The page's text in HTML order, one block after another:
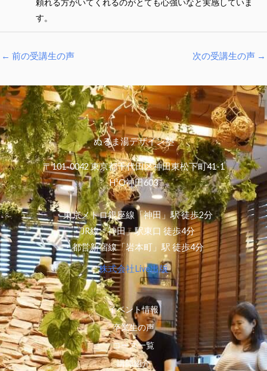
頼れる方がいてくれるのがとても心強いなと実感していま
す。
← 前の受講生の声 次の受講生の声 →
ぬるま湯デザイン塾
〒101-0042 東京都千代田区神田東松下町41-1
H¹O神田603
・東京メトロ銀座線「神田」駅 徒歩2分
・JR線「神田」駅東口 徒歩4分
・都営新宿線「岩本町」駅 徒歩4分
株式会社Live出版
イベント情報
卒業生の声
コース一覧
講師紹介